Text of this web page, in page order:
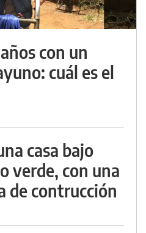
con un
cuál es el
casa bajo
verde, con una
de contrucción